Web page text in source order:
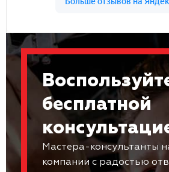
бесплатной
Мастера-консультанты
компании с радостью